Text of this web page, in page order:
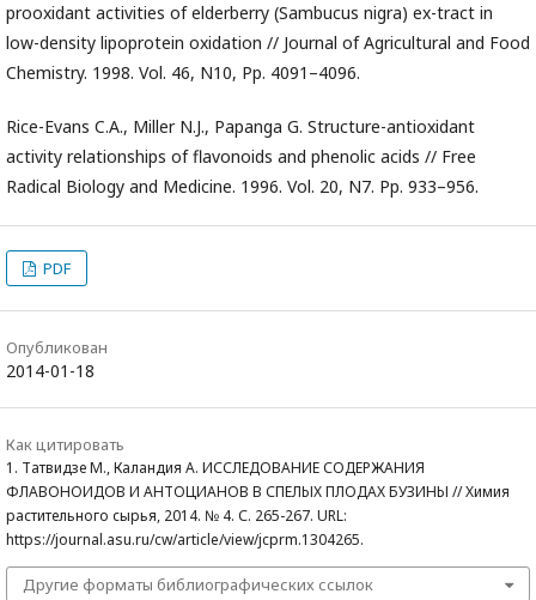
prooxidant activities of elderberry (Sambucus nigra) ex-tract in
low-density lipoprotein oxidation // Journal of Agricultural and Food
Chemistry. 1998. Vol. 46, N10, Pp. 4091–4096.
Rice-Evans C.A., Miller N.J., Papanga G. Structure-antioxidant
activity relationships of flavonoids and phenolic acids // Free
Radical Biology and Medicine. 1996. Vol. 20, N7. Pp. 933–956.
PDF
Опубликован
2014-01-18
Как цитировать
1. Татвидзе М., Каландия А. ИССЛЕДОВАНИЕ СОДЕРЖАНИЯ
ФЛАВОНОИДОВ И АНТОЦИАНОВ В СПЕЛЫХ ПЛОДАХ БУЗИНЫ // Химия
растительного сырья, 2014. № 4. С. 265-267. URL:
https://journal.asu.ru/cw/article/view/jcprm.1304265.
Другие форматы библиографических ссылок